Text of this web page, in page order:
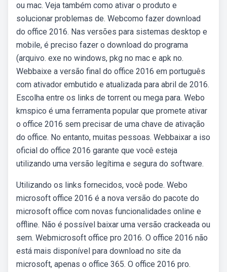
ou mac. Veja também como ativar o produto e
solucionar problemas de. Webcomo fazer download
do office 2016. Nas versões para sistemas desktop e
mobile, é preciso fazer o download do programa
(arquivo. exe no windows, pkg no mac e apk no.
Webbaixe a versão final do office 2016 em português
com ativador embutido e atualizada para abril de 2016.
Escolha entre os links de torrent ou mega para. Webo
kmspico é uma ferramenta popular que promete ativar
o office 2016 sem precisar de uma chave de ativação
do office. No entanto, muitas pessoas. Webbaixar a iso
oficial do office 2016 garante que você esteja
utilizando uma versão legítima e segura do software.
Utilizando os links fornecidos, você pode. Webo
microsoft office 2016 é a nova versão do pacote do
microsoft office com novas funcionalidades online e
offline. Não é possível baixar uma versão crackeada ou
sem. Webmicrosoft office pro 2016. O office 2016 não
está mais disponível para download no site da
microsoft, apenas o office 365. O office 2016 pro.